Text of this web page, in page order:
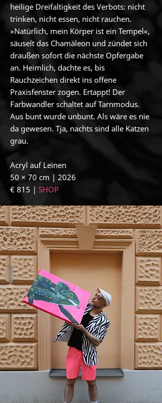
heilige Dreifaltigkeit des Verbots: nicht
trinken, nicht essen, nicht rauchen.
»Natürlich, mein Körper ist ein Tempel«,
säuselt das Chamäleon und zündet sich
draußen sofort die nächste Opfergabe
an. Heimlich, dachte es, bis
Rauchzeichen direkt ins offene
Praxisfenster zogen. Ertappt! Der
Farbwandler schaltet auf Tarnmodus.
Aus bunt wurde unbunt. Als wäre es nie
da gewesen. Tja, nachts sind alle Katzen
grau.
Acryl auf Leinen
50 × 70 cm | 2026
€ 815 | SHOP